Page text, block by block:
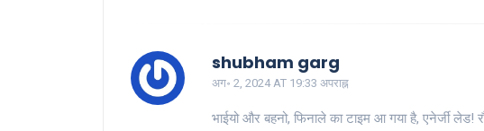
shubham garg
अग॰ 2, 2024 AT 19:33 अपराह्न
भाईयो और बहनो, फिनाले का टाइम आ गया है, एनेर्जी लेड!